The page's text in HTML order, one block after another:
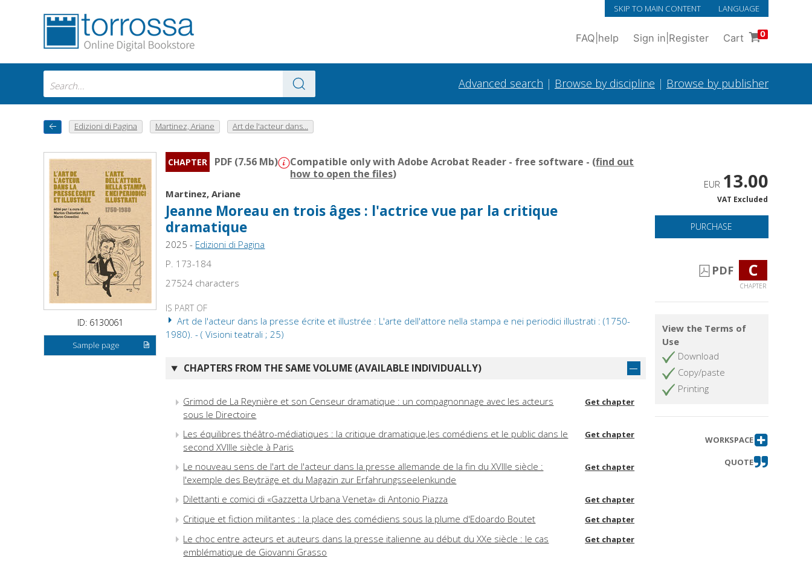
SKIP TO MAIN CONTENT LANGUAGE
FAQ help Sign in Register Cart 0
Advanced search | Browse by discipline | Browse by publisher
Edizioni di Pagina Martinez, Ariane Art de l'acteur dans...
ID: 6130061
Sample page
CHAPTER PDF (7.56 Mb) Compatible only with Adobe Acrobat Reader - free software - (find out
how to open the files)
Martinez, Ariane
Jeanne Moreau en trois âges : l'actrice vue par la critique
dramatique
2025 - Edizioni di Pagina
P. 173-184
27524 characters
IS PART OF
Art de l'acteur dans la presse écrite et illustrée : L'arte dell'attore nella stampa e nei periodici illustrati : (1750-
1980). - ( Visioni teatrali ; 25)
CHAPTERS FROM THE SAME VOLUME (AVAILABLE INDIVIDUALLY)
Grimod de La Reynière et son Censeur dramatique : un compagnonnage avec les acteurs
sous le Directoire
Get chapter
Les équilibres théâtro-médiatiques : la critique dramatique,les comédiens et le public dans le
second XVIIIe siècle à Paris
Get chapter
Le nouveau sens de l'art de l'acteur dans la presse allemande de la fin du XVIIIe siècle :
l'exemple des Beyträge et du Magazin zur Erfahrungsseelenkunde
Get chapter
Dilettanti e comici di «Gazzetta Urbana Veneta» di Antonio Piazza Get chapter
Critique et fiction militantes : la place des comédiens sous la plume d'Edoardo Boutet Get chapter
Le choc entre acteurs et auteurs dans la presse italienne au début du XXe siècle : le cas
emblématique de Giovanni Grasso
Get chapter
EUR 13.00
VAT Excluded
PURCHASE
PDF C
CHAPTER
View the Terms of
Use
Download
Copy/paste
Printing
WORKSPACE
QUOTE